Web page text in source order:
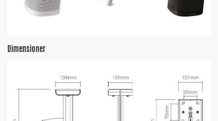
Dimensioner